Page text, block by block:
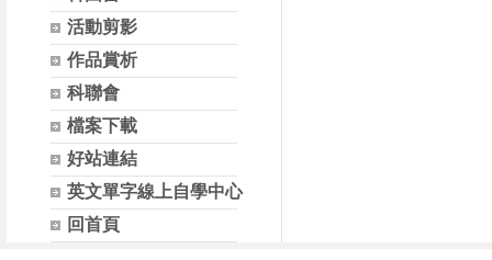
活動剪影
作品賞析
科聯會
檔案下載
好站連結
英文單字線上自學中心
回首頁